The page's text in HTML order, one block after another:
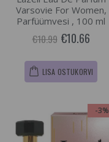
Varsovie For Women,
Parfüümvesi , 100 ml
€10.99 €10.66
LISA OSTUKORVI
-3%